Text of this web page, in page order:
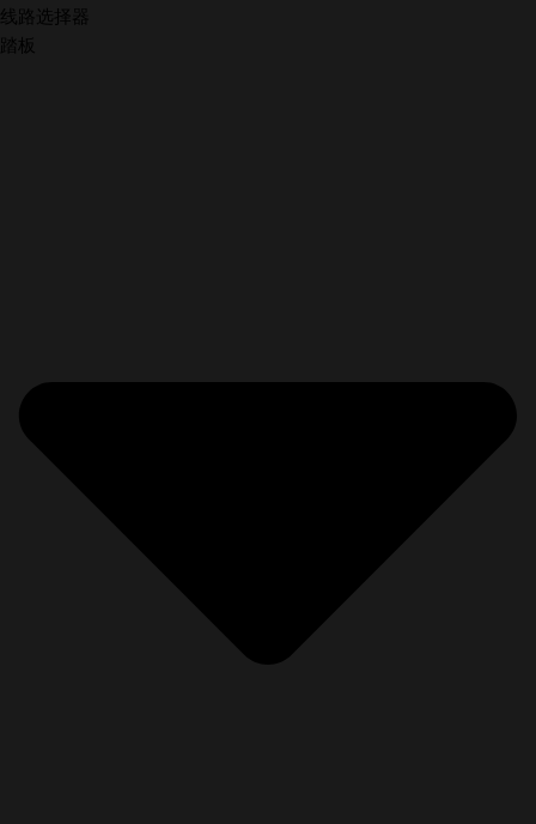
线路选择器
踏板